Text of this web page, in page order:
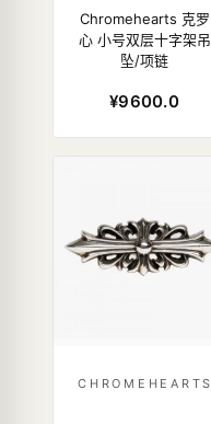
Chromehearts 克罗
心 小号双层十字架吊
坠/项链
¥9600.0
CHROMEHEARTS